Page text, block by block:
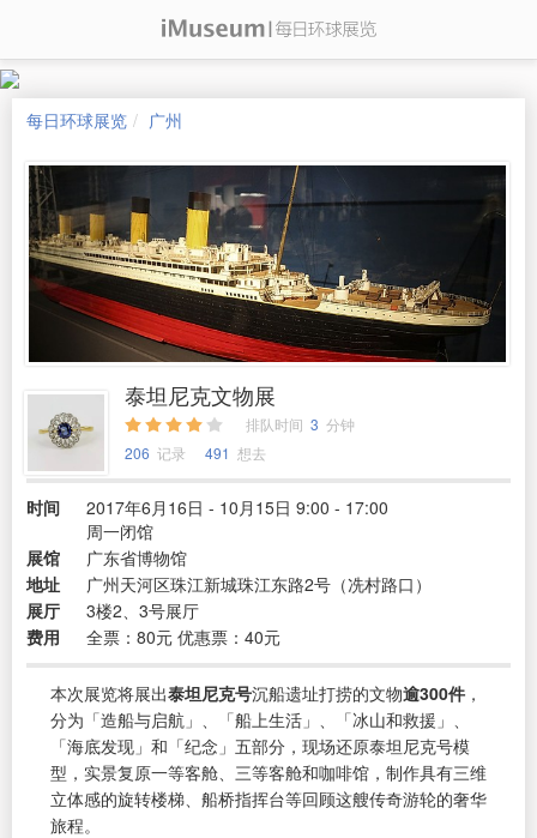
每日环球展览 广州
泰坦尼克文物展
排队时间 3 分钟
206 记录 491 想去
时间
2017年6月16日 - 10月15日 9:00 - 17:00
周一闭馆
展馆
广东省博物馆
地址
广州天河区珠江新城珠江东路2号（冼村路口）
展厅
3楼2、3号展厅
费用
全票：80元 优惠票：40元
本次展览将展出泰坦尼克号沉船遗址打捞的文物逾300件 ，
分为「造船与启航」、「船上生活」、「冰山和救援」、
「海底发现」和「纪念」五部分，现场还原泰坦尼克号模
型，实景复原一等客舱、三等客舱和咖啡馆，制作具有三维
立体感的旋转楼梯、船桥指挥台等回顾这艘传奇游轮的奢华
旅程。